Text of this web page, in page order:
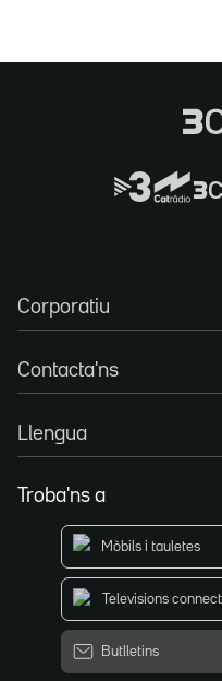
Corporatiu
Contacta'ns
Llengua
Troba'ns a
Mòbils i tauletes
Televisions
Butlletins